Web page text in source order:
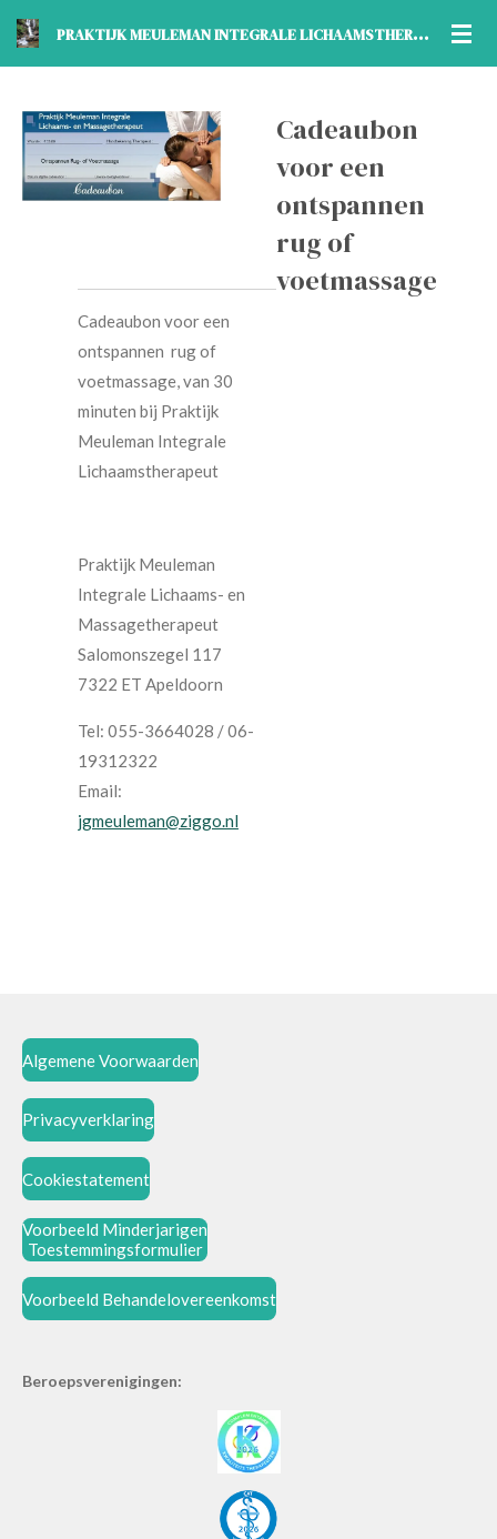
Ga
de
hoofdinhoud
P
RAKTIJK MEULEMAN INTEGRALE LICHAAMSTHERAPEUT
Cadeaubon
voor een
ontspannen
rug of
voetmassage
Cadeaubon voor een
ontspannen rug of
voetmassage, van 30
minuten bij Praktijk
Meuleman Integrale
Lichaamstherapeut
Praktijk Meuleman
Integrale Lichaams- en
Massagetherapeut
Salomonszegel 117
7322 ET Apeldoorn
Tel: 055-3664028 / 06-
19312322
Email:
jgmeuleman@ziggo.nl
Algemene Voorwaarden
Privacyverklaring
Cookiestatement
Voorbeeld Minderjarigen
Toestemmingsformulier
Voorbeeld Behandelovereenkomst
Beroepsverenigingen: